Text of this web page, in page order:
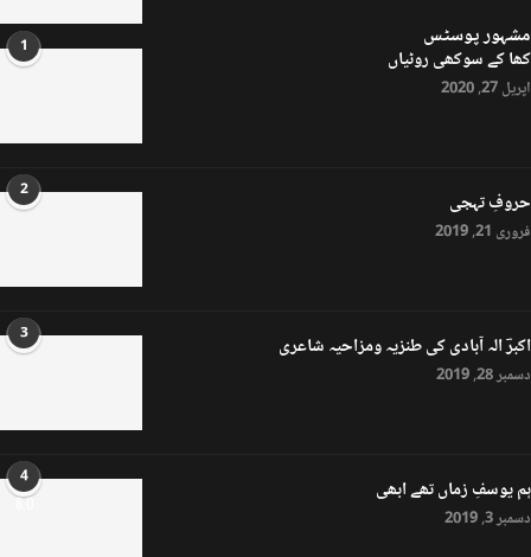
مشہور پوسٹس 1 کھا کے سوکھی روٹیاں
اپریل 27, 2020
2 حروفِ تہجی
فروری 21, 2019
3 اکبرؔ الہ آبادی کی طنزیہ ومزاحیہ شاعری
دسمبر 28, 2019
4
8.0 ہم یوسفِ زماں تھے ابھی
دسمبر 3, 2019